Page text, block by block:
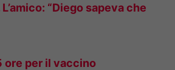
“Diego sapeva che
ore per il vaccino